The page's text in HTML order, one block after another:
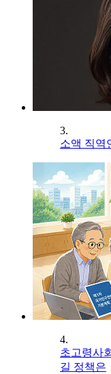
3.
소액 직역
4.
초고령사
길 정책은